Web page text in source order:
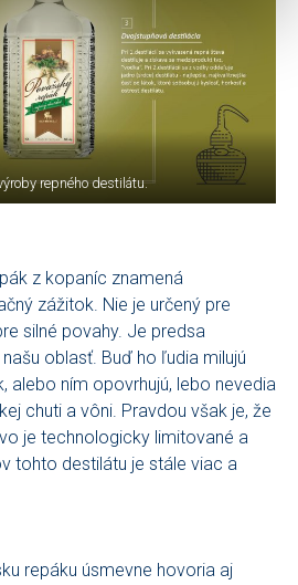
repného destilátu.
z kopaníc znamená
zážitok. Nie je určený pre
silné povahy. Je predsa
oblasť. Buď ho ľudia milujú
alebo ním opovrhujú, lebo nevedia
chuti a vôni. Pravdou však je, že
je technologicky limitované a
tohto destilátu je stále viac a
repáku úsmevne hovoria aj